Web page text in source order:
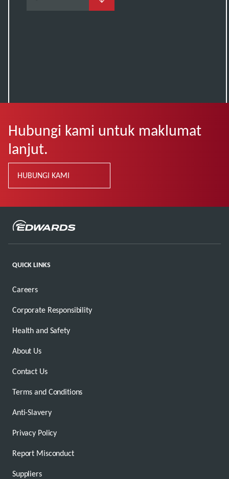
Hubungi kami untuk maklumat
lanjut.
HUBUNGI KAMI
QUICK LINKS
Careers
Corporate Responsibility
Health and Safety
About Us
Contact Us
Terms and Conditions
Anti-Slavery
Privacy Policy
Report Misconduct
Suppliers